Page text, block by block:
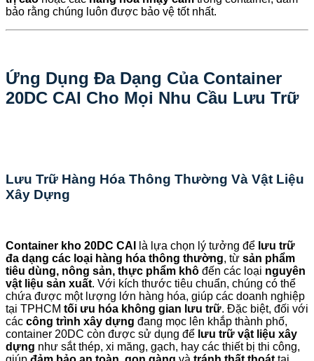
bảo rằng chúng luôn được bảo vệ tốt nhất.
Ứng Dụng Đa Dạng Của Container
20DC CAI Cho Mọi Nhu Cầu Lưu Trữ
Lưu Trữ Hàng Hóa Thông Thường Và Vật Liệu
Xây Dựng
Container kho 20DC CAI là lựa chọn lý tưởng để lưu trữ
đa dạng các loại hàng hóa thông thường, từ sản phẩm
tiêu dùng, nông sản, thực phẩm khô đến các loại nguyên
vật liệu sản xuất. Với kích thước tiêu chuẩn, chúng có thể
chứa được một lượng lớn hàng hóa, giúp các doanh nghiệp
tại TPHCM tối ưu hóa không gian lưu trữ. Đặc biệt, đối với
các công trình xây dựng đang mọc lên khắp thành phố,
container 20DC còn được sử dụng để lưu trữ vật liệu xây
dựng như sắt thép, xi măng, gạch, hay các thiết bị thi công,